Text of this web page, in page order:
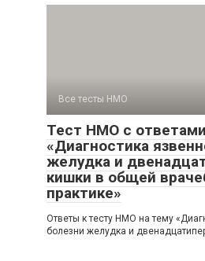
Все тесты НМО
Тест НМО с ответами
«Диагностика
желудка и
кишки в общей
практике»
Ответы к тесту НМО на тему
болезни желудка и